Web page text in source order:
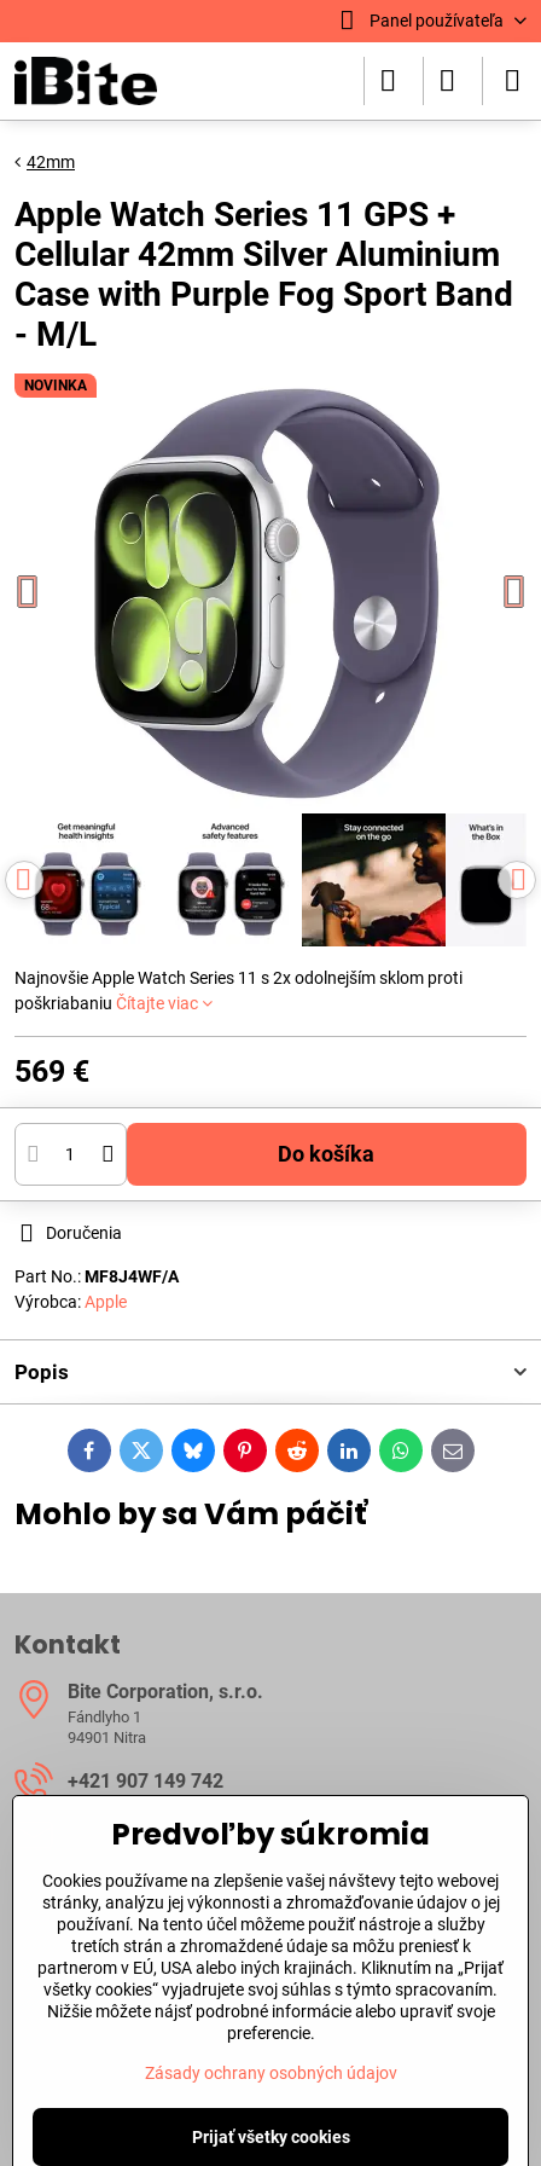
Panel používateľa
NOVINKA
42mm
Apple Watch Series 11 GPS +
Cellular 42mm Silver Aluminium
Case with Purple Fog Sport Band
- M/L
Najnovšie Apple Watch Series 11 s 2x odolnejším sklom proti
poškriabaniu Čítajte viac
569 €
Do košíka
Doručenia
Part No.:MF8J4WF/A
Výrobca:Apple
Popis
FacebookTwitterBlueskyPinterestRedditLinkedInWhatsApp
E-
mail
Mohlo by sa Vám páčiť
Kontakt
Bite Corporation, s​.r​.o​.
Fándlyho 1
94901 Nitra
+421 907 149 742
ibite​@ibite​.sk
Ako dlho trvá dodanie?
O skladových zásobách a dodacej doby tovaru sa môžete
informovať aj telefonickyalebo prostredníctvomemailu.
©2026Copyright
Predvoľby súkromiaZásady ochrany osobných údajov
Predvoľby súkromia
Cookies používame na zlepšenie vašej návštevy tejto webovej
stránky, analýzu jej výkonnosti a zhromažďovanie údajov o jej
používaní. Na tento účel môžeme použiť nástroje a služby
tretích strán a zhromaždené údaje sa môžu preniesť k
partnerom v EÚ, USA alebo iných krajinách. Kliknutím na „Prijať
všetky cookies“ vyjadrujete svoj súhlas s týmto spracovaním.
Nižšie môžete nájsť podrobné informácie alebo upraviť svoje
preferencie.
Zásady ochrany osobných údajov
Prijať všetky cookies